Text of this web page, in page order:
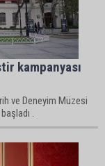
kampanyası
ve Deneyim Müzesi
.